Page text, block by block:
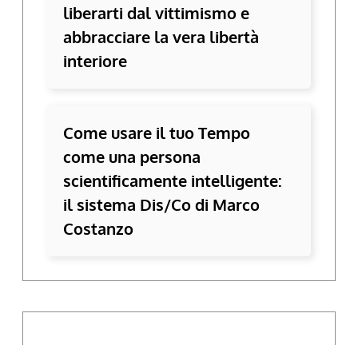
liberarti dal vittimismo e
abbracciare la vera libertà
interiore
Come usare il tuo Tempo
come una persona
scientificamente intelligente:
il sistema Dis/Co di Marco
Costanzo